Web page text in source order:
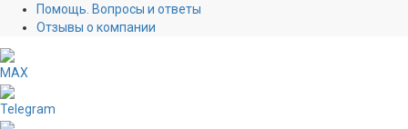
Помощь. Вопросы и ответы
Отзывы о компании
MAX
Telegram